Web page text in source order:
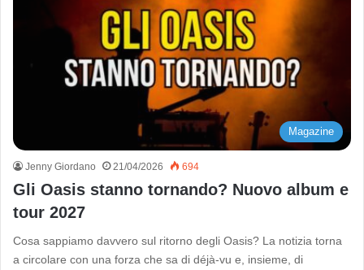
Magazine
Jenny Giordano 21/04/2026 694
Gli Oasis stanno tornando? Nuovo album e
tour 2027
Cosa sappiamo davvero sul ritorno degli Oasis? La notizia torna
a circolare con una forza che sa di déjà-vu e, insieme, di